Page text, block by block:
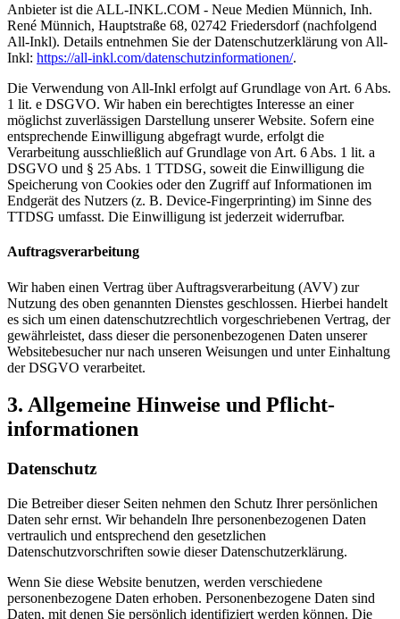
Anbieter ist die ALL-INKL.COM - Neue Medien Münnich, Inh.
René Münnich, Hauptstraße 68, 02742 Friedersdorf (nachfolgend
All-Inkl). Details entnehmen Sie der Datenschutzerklärung von All-
Inkl: https://all-inkl.com/datenschutzinformationen/.
Die Verwendung von All-Inkl erfolgt auf Grundlage von Art. 6 Abs.
1 lit. e DSGVO. Wir haben ein berechtigtes Interesse an einer
möglichst zuverlässigen Darstellung unserer Website. Sofern eine
entsprechende Einwilligung abgefragt wurde, erfolgt die
Verarbeitung ausschließlich auf Grundlage von Art. 6 Abs. 1 lit. a
DSGVO und § 25 Abs. 1 TTDSG, soweit die Einwilligung die
Speicherung von Cookies oder den Zugriff auf Informationen im
Endgerät des Nutzers (z. B. Device-Fingerprinting) im Sinne des
TTDSG umfasst. Die Einwilligung ist jederzeit widerrufbar.
Auftragsverarbeitung
Wir haben einen Vertrag über Auftragsverarbeitung (AVV) zur
Nutzung des oben genannten Dienstes geschlossen. Hierbei handelt
es sich um einen datenschutzrechtlich vorgeschriebenen Vertrag, der
gewährleistet, dass dieser die personenbezogenen Daten unserer
Websitebesucher nur nach unseren Weisungen und unter Einhaltung
der DSGVO verarbeitet.
3. Allgemeine Hinweise und Pflicht­
informationen
Datenschutz
Die Betreiber dieser Seiten nehmen den Schutz Ihrer persönlichen
Daten sehr ernst. Wir behandeln Ihre personenbezogenen Daten
vertraulich und entsprechend den gesetzlichen
Datenschutzvorschriften sowie dieser Datenschutzerklärung.
Wenn Sie diese Website benutzen, werden verschiedene
personenbezogene Daten erhoben. Personenbezogene Daten sind
Daten, mit denen Sie persönlich identifiziert werden können. Die